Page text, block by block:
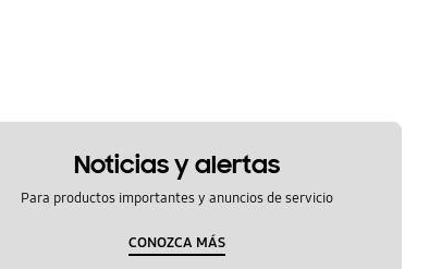
Noticias y alertas
Para productos importantes y anuncios de servicio
CONOZCA MÁS